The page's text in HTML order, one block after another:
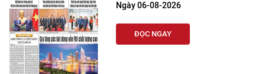
Ngày 06-08-2026
ĐỌC NGAY